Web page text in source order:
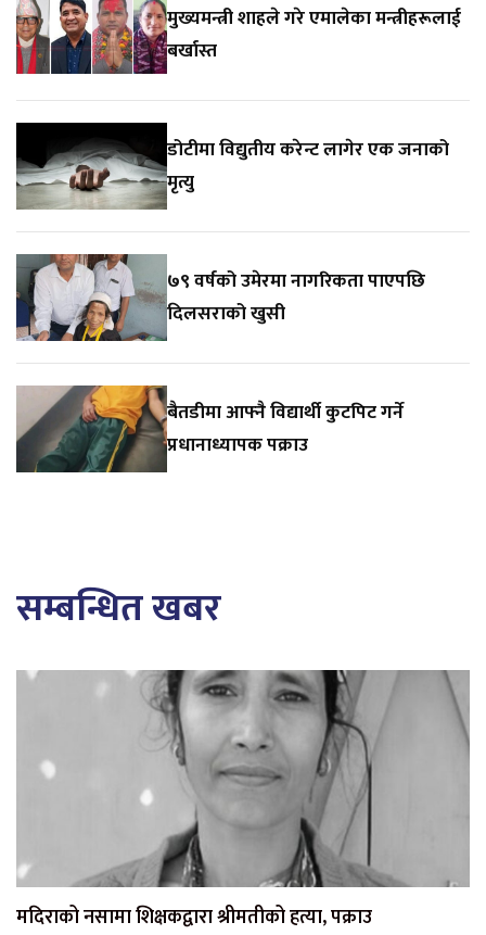
मुख्यमन्त्री शाहले गरे एमालेका मन्त्रीहरूलाई
बर्खास्त
डोटीमा विद्युतीय करेन्ट लागेर एक जनाको
मृत्यु
७९ वर्षको उमेरमा नागरिकता पाएपछि
दिलसराको खुसी
बैतडीमा आफ्नै विद्यार्थी कुटपिट गर्ने
प्रधानाध्यापक पक्राउ
सम्बन्धित खबर
मदिराको नसामा शिक्षकद्वारा श्रीमतीको हत्या, पक्राउ